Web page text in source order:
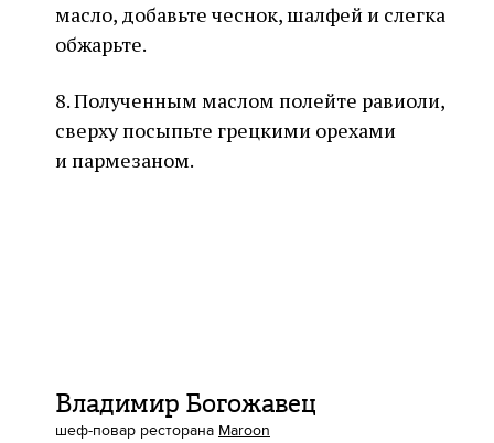
масло, добавьте чеснок, шалфей и слегка
обжарьте.
8. Полученным маслом полейте равиоли,
сверху посыпьте грецкими орехами
и пармезаном.
Владимир Богожавец
шеф-повар ресторана Maroon